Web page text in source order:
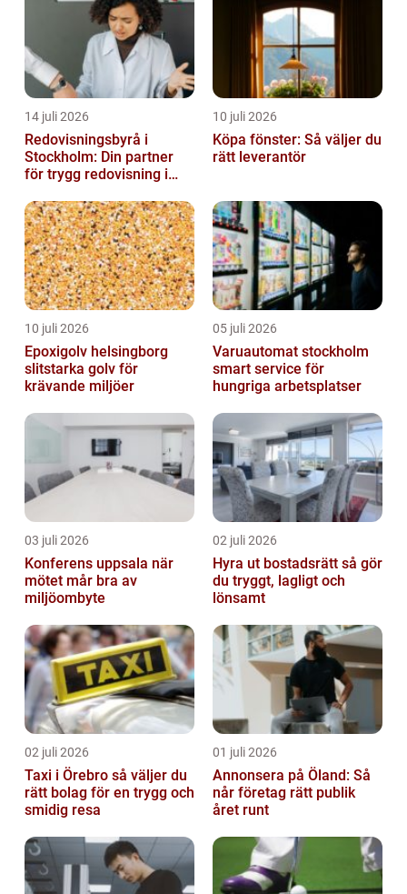
14 juli 2026
Redovisningsbyrå i
Stockholm: Din partner
för trygg redovisning i
10 juli 2026
Köpa fönster: Så väljer du
rätt leverantör
10 juli 2026
Epoxigolv helsingborg
slitstarka golv för
krävande miljöer
05 juli 2026
Varuautomat stockholm
smart service för
hungriga arbetsplatser
03 juli 2026
Konferens uppsala när
mötet mår bra av
miljöombyte
02 juli 2026
Hyra ut bostadsrätt så gör
du tryggt, lagligt och
lönsamt
02 juli 2026
Taxi i Örebro så väljer du
rätt bolag för en trygg och
smidig resa
01 juli 2026
Annonsera på Öland: Så
når företag rätt publik
året runt